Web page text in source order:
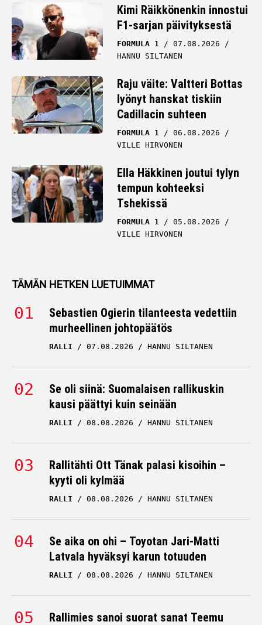
Kimi Räikkönenkin innostui
F1-sarjan päivityksestä
FORMULA 1
07.08.2026
HANNU SILTANEN
Raju väite: Valtteri Bottas
lyönyt hanskat tiskiin
Cadillacin suhteen
FORMULA 1
06.08.2026
VILLE HIRVONEN
Ella Häkkinen joutui tylyn
tempun kohteeksi
Tshekissä
FORMULA 1
05.08.2026
VILLE HIRVONEN
TÄMÄN HETKEN LUETUIMMAT
Sebastien Ogierin tilanteesta vedettiin
murheellinen johtopäätös
RALLI 07.08.2026 HANNU SILTANEN
Se oli siinä: Suomalaisen rallikuskin
kausi päättyi kuin seinään
RALLI 08.08.2026 HANNU SILTANEN
Rallitähti Ott Tänak palasi kisoihin –
kyyti oli kylmää
RALLI 08.08.2026 HANNU SILTANEN
Se aika on ohi – Toyotan Jari-Matti
Latvala hyväksyi karun totuuden
RALLI 08.08.2026 HANNU SILTANEN
Rallimies sanoi suorat sanat Teemu